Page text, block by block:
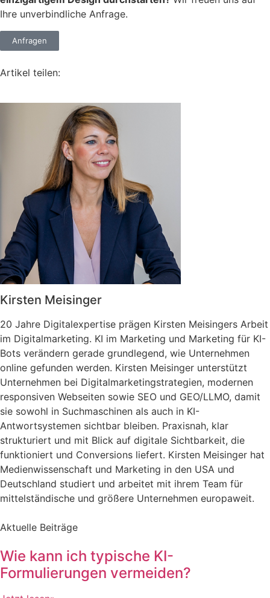
Ihre unverbindliche Anfrage.
Anfragen
Artikel teilen:
Kirsten Meisinger
20 Jahre Digitalexpertise prägen Kirsten Meisingers Arbeit
im Digitalmarketing. KI im Marketing und Marketing für KI-
Bots verändern gerade grundlegend, wie Unternehmen
online gefunden werden. Kirsten Meisinger unterstützt
Unternehmen bei Digitalmarketingstrategien, modernen
responsiven Webseiten sowie SEO und GEO/LLMO, damit
sie sowohl in Suchmaschinen als auch in KI-
Antwortsystemen sichtbar bleiben. Praxisnah, klar
strukturiert und mit Blick auf digitale Sichtbarkeit, die
funktioniert und Conversions liefert. Kirsten Meisinger hat
Medienwissenschaft und Marketing in den USA und
Deutschland studiert und arbeitet mit ihrem Team für
mittelständische und größere Unternehmen europaweit.
Aktuelle Beiträge
Wie kann ich typische KI-
Formulierungen vermeiden?